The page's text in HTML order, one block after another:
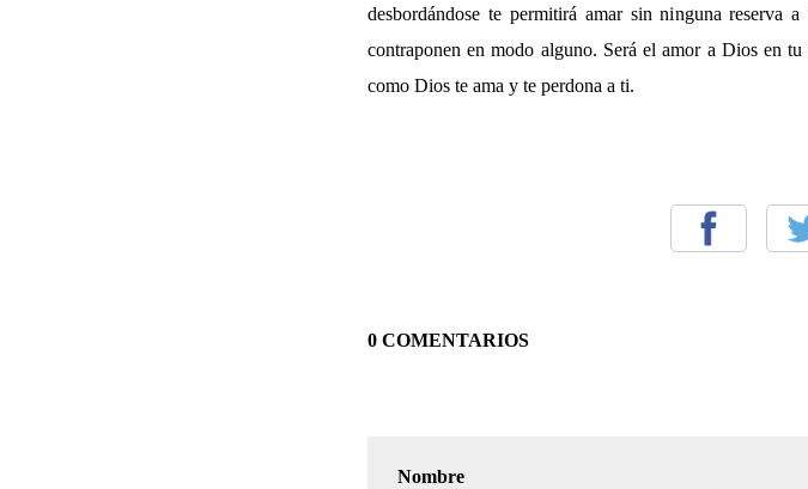
desbordándose te permitirá amar sin ninguna
contraponen en modo alguno. Será el amor a Dios en
como Dios te ama y te perdona a ti.
0 COMENTARIOS
Nombre